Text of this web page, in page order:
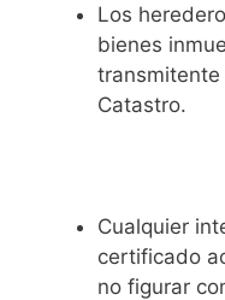
Los
bienes
transmitente
Catastro.
Cualquier
certificado
no figurar